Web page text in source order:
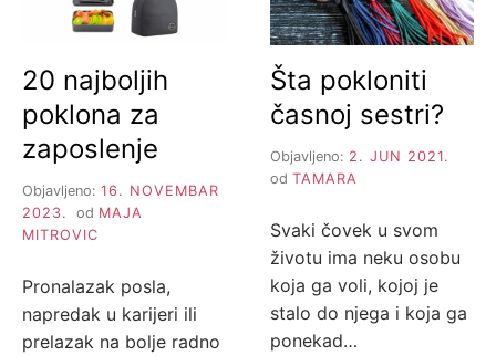
20 najboljih
poklona za
zaposlenje
Objavljeno: 16. NOVEMBAR
2023.
od MAJA
MITROVIC
Pronalazak posla,
napredak u karijeri ili
prelazak na bolje radno
Šta pokloniti
časnoj sestri?
Objavljeno: 2. JUN 2021.
od TAMARA
Svaki čovek u svom
životu ima neku osobu
koja ga voli, kojoj je
stalo do njega i koja ga
ponekad…